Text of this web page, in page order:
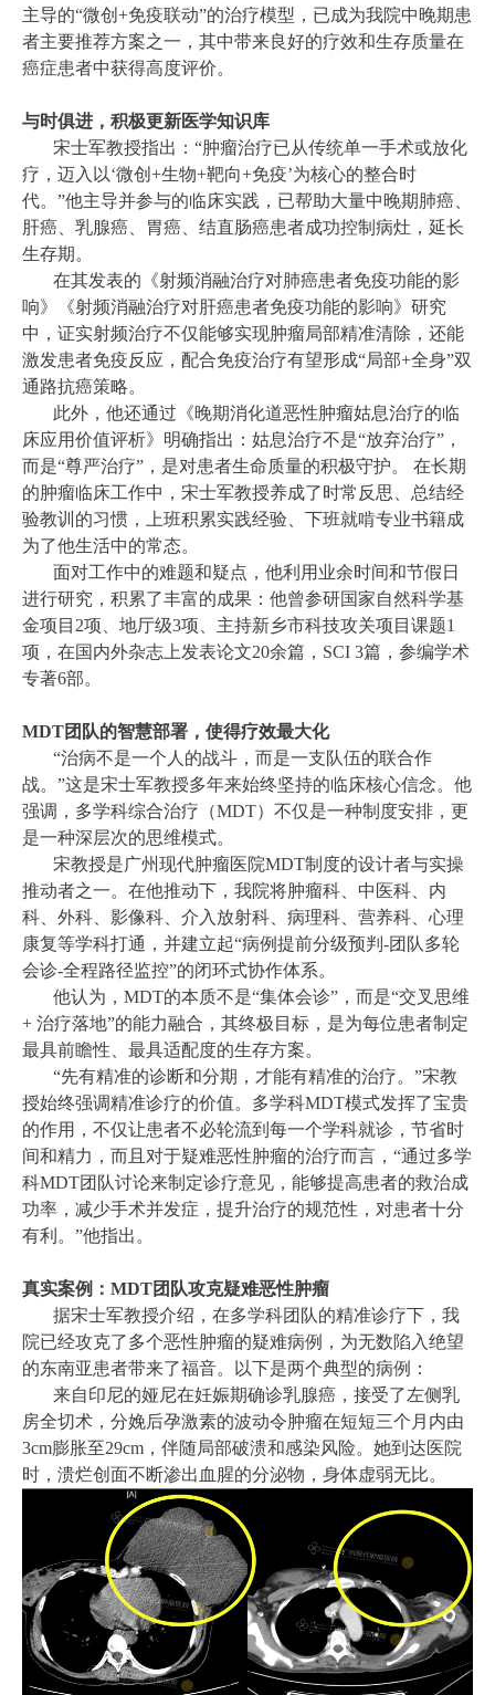
主导的“微创+免疫联动”的治疗模型，已成为我院中晚期患
者主要推荐方案之一，其中带来良好的疗效和生存质量在
癌症患者中获得高度评价。
与时俱进，积极更新医学知识库
宋士军教授指出：“肿瘤治疗已从传统单一手术或放化
疗，迈入以‘微创+生物+靶向+免疫’为核心的整合时
代。”他主导并参与的临床实践，已帮助大量中晚期肺癌、
肝癌、乳腺癌、胃癌、结直肠癌患者成功控制病灶，延长
生存期。
在其发表的《射频消融治疗对肺癌患者免疫功能的影
响》《射频消融治疗对肝癌患者免疫功能的影响》研究
中，证实射频治疗不仅能够实现肿瘤局部精准清除，还能
激发患者免疫反应，配合免疫治疗有望形成“局部+全身”双
通路抗癌策略。
此外，他还通过《晚期消化道恶性肿瘤姑息治疗的临
床应用价值评析》明确指出：姑息治疗不是“放弃治疗”，
而是“尊严治疗”，是对患者生命质量的积极守护。 在长期
的肿瘤临床工作中，宋士军教授养成了时常反思、总结经
验教训的习惯，上班积累实践经验、下班就啃专业书籍成
为了他生活中的常态。
面对工作中的难题和疑点，他利用业余时间和节假日
进行研究，积累了丰富的成果：他曾参研国家自然科学基
金项目2项、地厅级3项、主持新乡市科技攻关项目课题1
项，在国内外杂志上发表论文20余篇，SCI 3篇，参编学术
专著6部。
MDT团队的智慧部署，使得疗效最大化
“治病不是一个人的战斗，而是一支队伍的联合作
战。”这是宋士军教授多年来始终坚持的临床核心信念。他
强调，多学科综合治疗（MDT）不仅是一种制度安排，更
是一种深层次的思维模式。
宋教授是广州现代肿瘤医院MDT制度的设计者与实操
推动者之一。在他推动下，我院将肿瘤科、中医科、内
科、外科、影像科、介入放射科、病理科、营养科、心理
康复等学科打通，并建立起“病例提前分级预判-团队多轮
会诊-全程路径监控”的闭环式协作体系。
他认为，MDT的本质不是“集体会诊”，而是“交叉思维
+ 治疗落地”的能力融合，其终极目标，是为每位患者制定
最具前瞻性、最具适配度的生存方案。
“先有精准的诊断和分期，才能有精准的治疗。”宋教
授始终强调精准诊疗的价值。多学科MDT模式发挥了宝贵
的作用，不仅让患者不必轮流到每一个学科就诊，节省时
间和精力，而且对于疑难恶性肿瘤的治疗而言，“通过多学
科MDT团队讨论来制定诊疗意见，能够提高患者的救治成
功率，减少手术并发症，提升治疗的规范性，对患者十分
有利。”他指出。
真实案例：MDT团队攻克疑难恶性肿瘤
据宋士军教授介绍，在多学科团队的精准诊疗下，我
院已经攻克了多个恶性肿瘤的疑难病例，为无数陷入绝望
的东南亚患者带来了福音。以下是两个典型的病例：
来自印尼的娅尼在妊娠期确诊乳腺癌，接受了左侧乳
房全切术，分娩后孕激素的波动令肿瘤在短短三个月内由
3cm膨胀至29cm，伴随局部破溃和感染风险。她到达医院
时，溃烂创面不断渗出血腥的分泌物，身体虚弱无比。